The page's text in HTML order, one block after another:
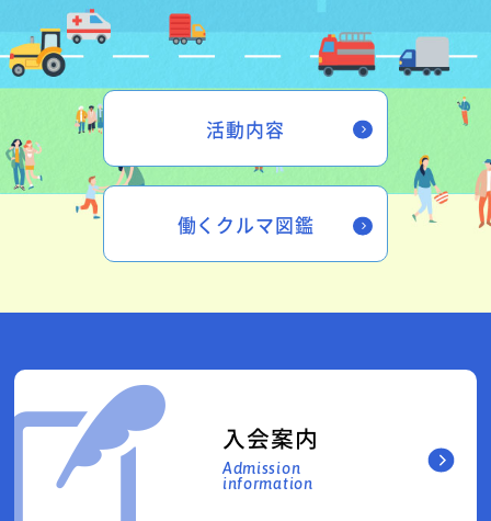
活動内容
働くクルマ図鑑
入会案内
Admission
information